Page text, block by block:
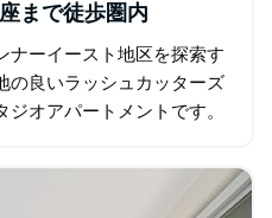
まで徒歩圏内
ナーイースト地区を探索す
の良いラッシュカッターズ
オアパートメントです。
ストラン、公園…